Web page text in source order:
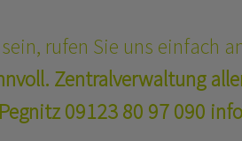
rufen Sie uns einfach
Zentralverwaltung
09123 80 97 090